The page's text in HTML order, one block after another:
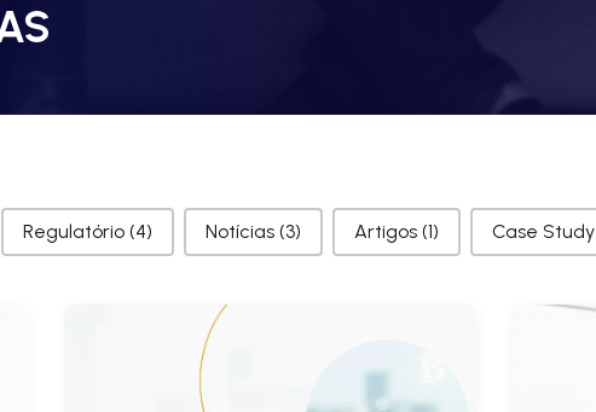
Regulatório (4) Notícias (3) Artigos (1) Case Study